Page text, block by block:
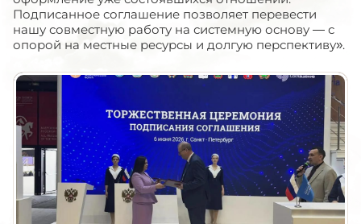
Подписанное соглашение позволяет перевести
нашу совместную работу на системную основу — с
опорой на местные ресурсы и долгую перспективу».